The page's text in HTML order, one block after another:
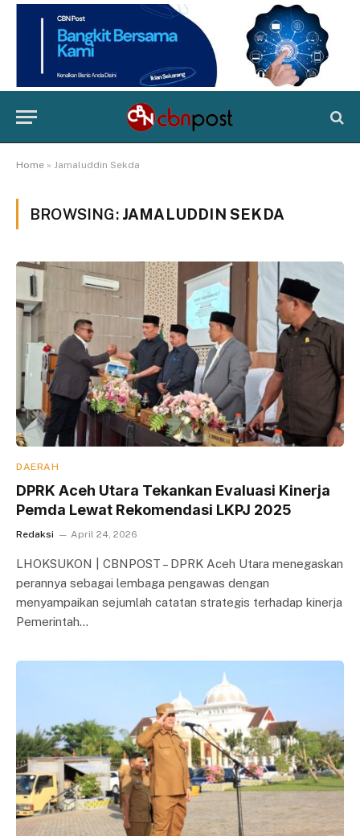
Home » Jamaluddin Sekda
BROWSING: JAMALUDDIN SEKDA
DAERAH
DPRK Aceh Utara Tekankan Evaluasi Kinerja
Pemda Lewat Rekomendasi LKPJ 2025
Redaksi April 24, 2026
LHOKSUKON | CBNPOST – DPRK Aceh Utara menegaskan
perannya sebagai lembaga pengawas dengan
menyampaikan sejumlah catatan strategis terhadap kinerja
Pemerintah…